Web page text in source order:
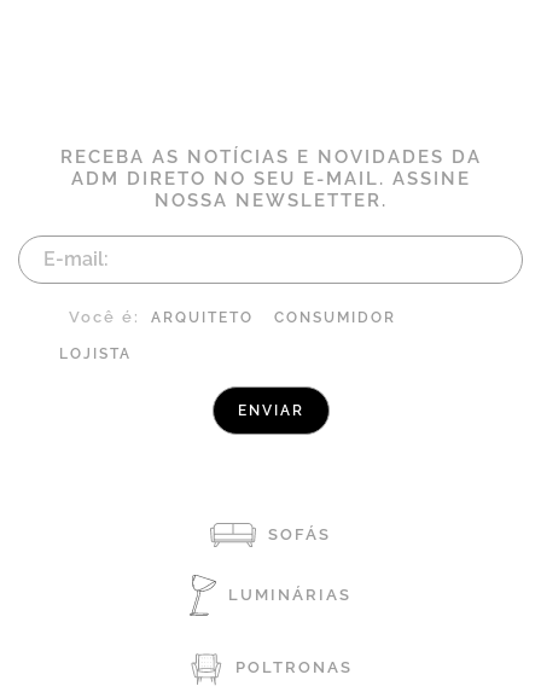
RECEBA AS NOTÍCIAS E NOVIDADES DA
ADM DIRETO NO SEU E-MAIL. ASSINE
NOSSA NEWSLETTER.
Você é: ARQUITETO CONSUMIDOR
LOJISTA
SOFÁS
LUMINÁRIAS
POLTRONAS